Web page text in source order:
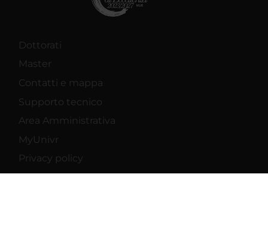
Dottorati
Master
Contatti e mappa
Supporto tecnico
Area Amministrativa
MyUnivr
Privacy policy